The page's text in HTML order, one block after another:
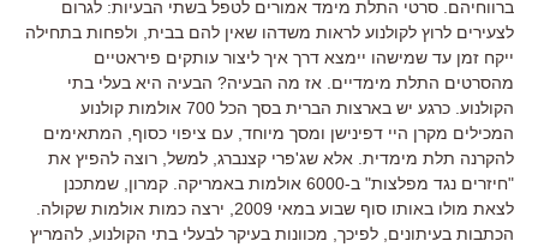
ברווחיהם. סרטי התלת מימד אמורים לטפל בשתי הבעיות: לגרום
לצעירים לרוץ לקולנוע לראות משדהו שאין להם בבית, ולפחות בתחילה
ייקח זמן עד שמישהו יימצא דרך איך ליצור עותקים פיראטיים
מהסרטים התלת מימדיים. אז מה הבעיה? הבעיה היא בעלי בתי
הקולנוע. כרגע יש בארצות הברית בסך הכל 700 אולמות קולנוע
המכילים מקרן היי דפינישן ומסך מיוחד, עם ציפוי כסוף, המתאימים
להקרנה תלת מימדית. אלא שג'פרי קצנברג, למשל, רוצה להפיץ את
"חיזרים נגד מפלצות" ב-6000 אולמות באמריקה. קמרון, שמתכנן
לצאת מולו באותו סוף שבוע במאי 2009, ירצה כמות אולמות שקולה.
הכתבות בעיתונים, לפיכך, מכוונות בעיקר לבעלי בתי הקולנוע, להמריץ